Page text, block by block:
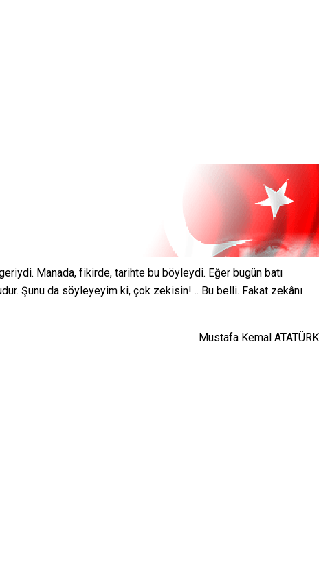
Manada, fikirde, tarihte bu böyleydi. Eğer bugün batı
Şunu da söyleyeyim ki, çok zekisin! .. Bu belli. Fakat zekânı
Mustafa Kemal ATATÜRK